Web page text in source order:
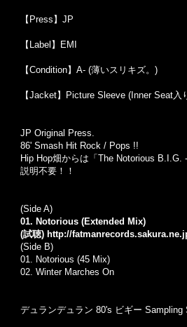
【Press】JP
【Label】EMI
【Condition】A- (薄いスリキズ。)
【Jacket】Picture Sleeve (Inner Seat入
JP Original Press.
86' Smash Hit Rock / Pops !!
Hip Hop畑からは「The Notorious
説明不要！！
(Side A)
01. Notorious (Extended Mix)
(試聴) http://
(Side B)
01. Notorious (45 Mix)
02. Winter Marches On
デュランデュラン 80's ビギー Sampling